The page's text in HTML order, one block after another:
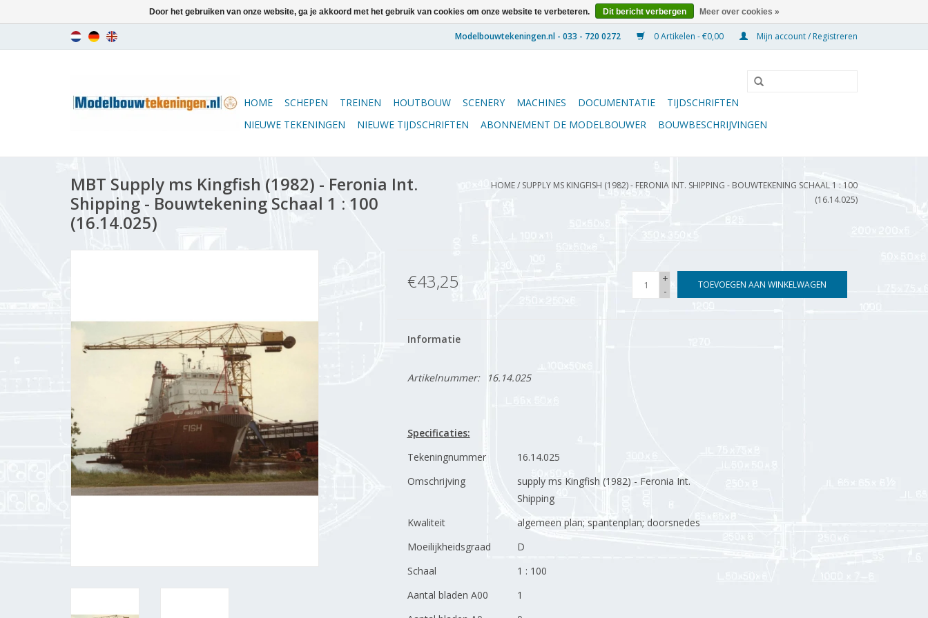
0 Artikelen - €0,00 Mijn account / Registreren
HOME SCHEPEN TREINEN HOUTBOUW SCENERY MACHINES DOCUMENTATIE
TIJDSCHRIFTEN
NIEUWE TEKENINGEN
NIEUWE TIJDSCHRIFTEN ABONNEMENT DE MODELBOUWER BOUWBESCHRIJVINGEN
MBT Supply ms Kingfish (1982) - Feronia Int.
Shipping - Bouwtekening Schaal 1 : 100
(16.14.025)
HOME/ SUPPLY MS KINGFISH (1982) - FERONIA INT. SHIPPING - BOUWTEKENING SCHAAL 1 : 100
(16.14.025)
€43,25
+
-
TOEVOEGEN AAN WINKELWAGEN
Informatie
Artikelnummer: 16.14.025
Specificaties:
Tekeningnummer
16.14.025
Omschrijving
supply ms Kingfish (1982) - Feronia Int.
Shipping
Kwaliteit
algemeen plan; spantenplan; doorsnedes
Moeilijkheidsgraad
D
Schaal
1 : 100
Aantal bladen A00
1
Door het gebruiken van onze website, ga je akkoord met het gebruik van cookies om onze website te verbeteren. Dit bericht verbergen Meer over cookies »